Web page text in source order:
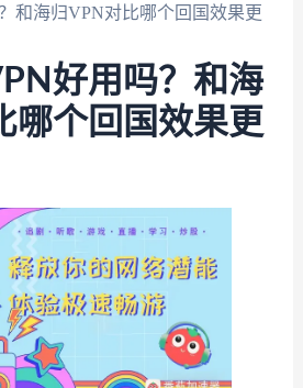
和海归VPN对比哪个回国效果更
好用吗？和海
哪个回国效果更